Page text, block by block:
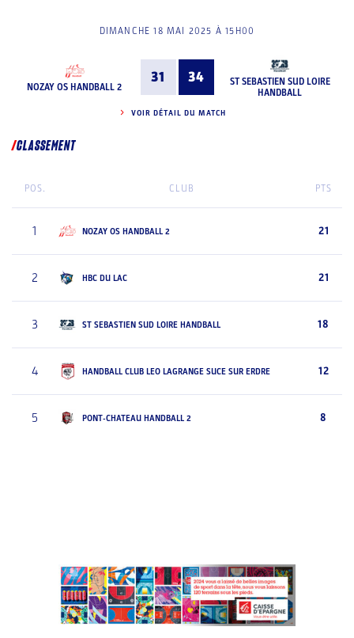
DIMANCHE 18 MAI 2025 À 15H00
NOZAY OS HANDBALL 2
31 34
ST SEBASTIEN SUD LOIRE
HANDBALL
VOIR DÉTAIL DU MATCH
CLASSEMENT
POS. CLUB PTS
1 NOZAY OS HANDBALL 2 21
2 HBC DU LAC 21
3 ST SEBASTIEN SUD LOIRE HANDBALL 18
4 HANDBALL CLUB LEO LAGRANGE SUCE SUR ERDRE 12
5 PONT-CHATEAU HANDBALL 2 8